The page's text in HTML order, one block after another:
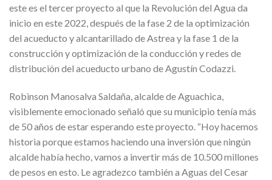
este es el tercer proyecto al que la Revolución del Agua da
inicio en este 2022, después de la fase 2 de la optimización
del acueducto y alcantarillado de Astrea y la fase 1 de la
construcción y optimización de la conducción y redes de
distribución del acueducto urbano de Agustín Codazzi.
Robinson Manosalva Saldaña, alcalde de Aguachica,
visiblemente emocionado señaló que su municipio tenía más
de 50 años de estar esperando este proyecto. “Hoy hacemos
historia porque estamos haciendo una inversión que ningún
alcalde había hecho, vamos a invertir más de 10.500 millones
de pesos en esto. Le agradezco también a Aguas del Cesar